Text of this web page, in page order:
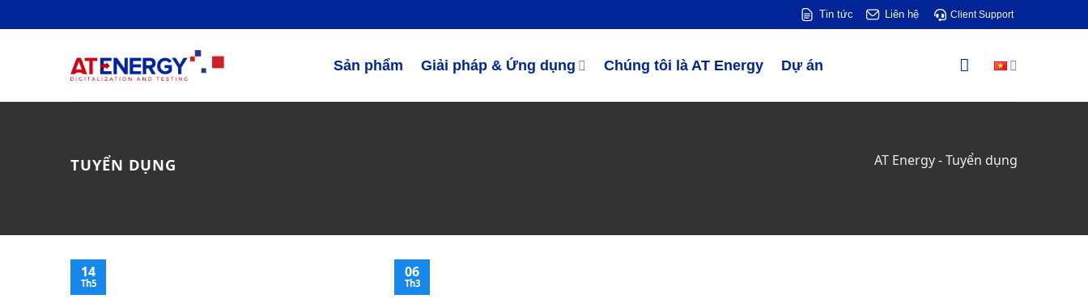
to
Tin tức Liên hệ Client Support
Sản phẩm Giải pháp & Ứng dụng Chúng tôi là AT Energy Dự án
TUYỂN DỤNG AT Energy-Tuyển dụng
14
Th5
06
Th3